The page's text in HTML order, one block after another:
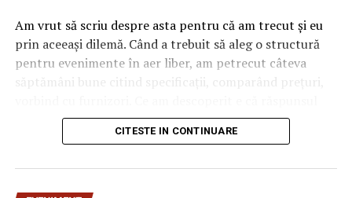
Am vrut să scriu despre asta pentru că am trecut și eu
prin aceeași dilemă. Când a trebuit să aleg o structură
pentru evenimente în aer liber, am petrecut câteva
săptămâni bune citind specificații, comparând prețuri,
„corect” depinde mult de context, de cât de des muți
pavilionul și de ce condiții meteo ai de înfruntat.
CITESTE IN CONTINUARE